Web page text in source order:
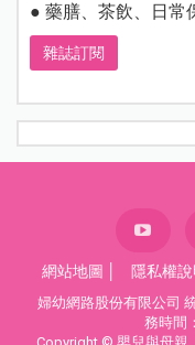
● 藥膳、茶飲、日常
雜誌訂閱
網站地圖 隱私權說
婦幼網路股份有限公司
務時間